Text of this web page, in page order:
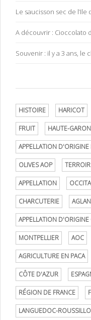
Le saucisson sec de l’Ile
A découvrir : Cioccolato
Souvenir : il y a 3 ans, le
HISTOIRE HARICOT
FRUIT HAUTE-
APPELLATION D'ORIGINE
OLIVES AOP TERROIR
APPELLATION
CHARCUTERIE
APPELLATION
MONTPELLIER AOC
AGRICULTURE EN PACA
CÔTE D'AZUR
RÉGION DE FRANCE
LANGUEDOC-